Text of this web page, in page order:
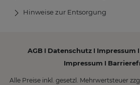
Hinweise zur Entsorgung
AGBI DatenschutzI Impressum I
Impressum I
Alle Preise inkl. gesetzl. Mehrwertsteuer